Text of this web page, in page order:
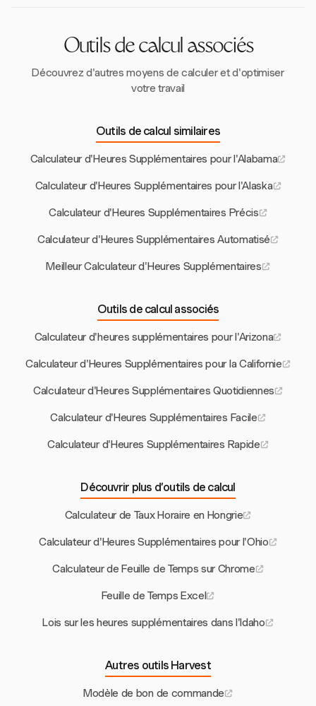
pénalités coûteuses.
Outils de calcul associés
Découvrez d'autres moyens de calculer et d'optimiser
votre travail
Outils de calcul similaires
Calculateur d'Heures Supplémentaires pour l'Alabama
Calculateur d'Heures Supplémentaires pour l'Alaska
Calculateur d'Heures Supplémentaires Précis
Calculateur d'Heures Supplémentaires Automatisé
Meilleur Calculateur d'Heures Supplémentaires
Outils de calcul associés
Calculateur d'heures supplémentaires pour l'Arizona
Calculateur d'Heures Supplémentaires pour la Californie
Calculateur d'Heures Supplémentaires Quotidiennes
Calculateur d'Heures Supplémentaires Facile
Calculateur d'Heures Supplémentaires Rapide
Découvrir plus d’outils de calcul
Calculateur de Taux Horaire en Hongrie
Calculateur d'Heures Supplémentaires pour l'Ohio
Calculateur de Feuille de Temps sur Chrome
Feuille de Temps Excel
Lois sur les heures supplémentaires dans l'Idaho
Autres outils Harvest
Modèle de bon de commande